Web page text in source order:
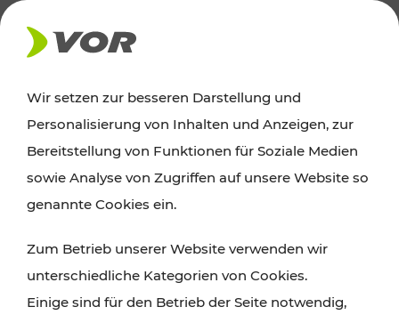
AKTUELLES
Ausflugstipps
Wien, Niederösterreich und das Burgenland
Wanderungen, Kultur und Gastronomie,
Radtouren oder purer Naturgenuss – viele
Attraktionen sind mit den Ticket- und Fahrplan-
Wir setzen zur besseren Darstellung und
Personalisierung von Inhalten und Anzeigen, zur
Bereitstellung von Funktionen für Soziale Medien
sowie Analyse von Zugriffen auf unsere Website so
genannte Cookies ein.
Zum Betrieb unserer Website verwenden wir
unterschiedliche Kategorien von Cookies.
Einige sind für den Betrieb der Seite notwendig,